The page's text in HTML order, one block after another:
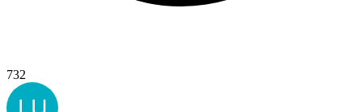
732